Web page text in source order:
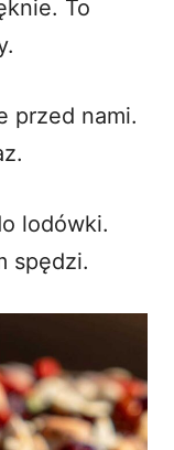
To
przed nami.
lodówki.
spędzi.